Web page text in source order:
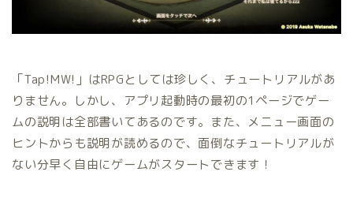
「Tap!MW!」はRPGとしては珍しく、チュートリアルがあ
りません。しかし、アプリ起動時の最初の1ページでゲー
ムの説明は全部書いてあるのです。また、メニュー画面の
ヒントからも説明が読めるので、面倒なチュートリアルが
ない分早く自由にゲームがスタートできます！